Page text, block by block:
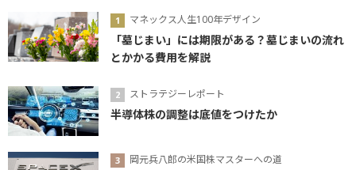
マネックス人生100年デザイン
「墓じまい」には期限がある？墓じまいの流れ
とかかる費用を解説
ストラテジーレポート
半導体株の調整は底値をつけたか
岡元兵八郎の米国株マスターへの道